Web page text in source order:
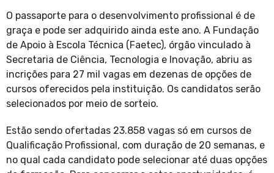
O passaporte para o desenvolvimento profissional é de
graça e pode ser adquirido ainda este ano. A Fundação
de Apoio à Escola Técnica (Faetec), órgão vinculado à
Secretaria de Ciência, Tecnologia e Inovação, abriu as
incrições para 27 mil vagas em dezenas de opções de
cursos oferecidos pela instituição. Os candidatos serão
selecionados por meio de sorteio.
Estão sendo ofertadas 23.858 vagas só em cursos de
Qualificação Profissional, com duração de 20 semanas, e
no qual cada candidato pode selecionar até duas opções